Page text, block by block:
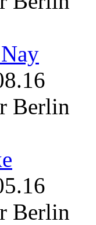
Berlin
Berlin